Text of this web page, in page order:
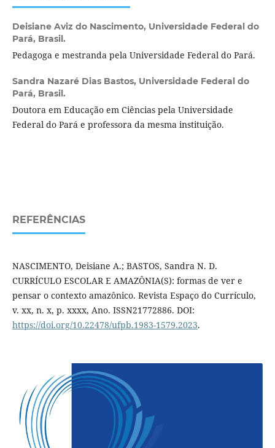
Deisiane Aviz do Nascimento, Universidade Federal do
Pará, Brasil.
Pedagoga e mestranda pela Universidade Federal do Pará.
Sandra Nazaré Dias Bastos, Universidade Federal do
Pará, Brasil.
Doutora em Educação em Ciências pela Universidade
Federal do Pará e professora da mesma instituição.
REFERÊNCIAS
NASCIMENTO, Deisiane A.; BASTOS, Sandra N. D.
CURRÍCULO ESCOLAR E AMAZÔNIA(S): formas de ver e
pensar o contexto amazônico. Revista Espaço do Currículo,
v. xx, n. x, p. xx­xx, Ano. ISSN2177­2886. DOI:
https://doi.org/10.22478/ufpb.1983-1579.2023.